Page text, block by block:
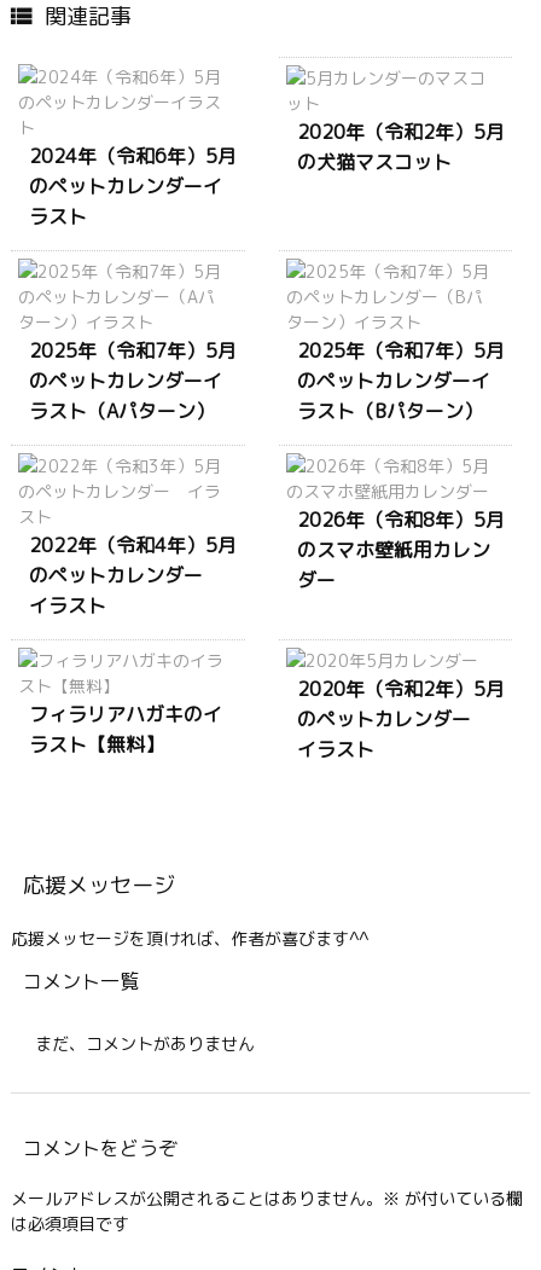
 関連記事
2024年（令和6年）5月
のペットカレンダーイ
ラスト
2020年（令和2年）5月
の犬猫マスコット
2025年（令和7年）5月
のペットカレンダーイ
ラスト（Aパターン）
2025年（令和7年）5月
のペットカレンダーイ
ラスト（Bパターン）
2022年（令和4年）5月
のペットカレンダー
イラスト
2026年（令和8年）5月
のスマホ壁紙用カレン
ダー
フィラリアハガキのイ
ラスト【無料】
2020年（令和2年）5月
のペットカレンダー
イラスト
応援メッセージ
応援メッセージを頂ければ、作者が喜びます^^
コメント一覧
まだ、コメントがありません
コメントをどうぞ
メールアドレスが公開されることはありません。 ※ が付いている欄
は必須項目です